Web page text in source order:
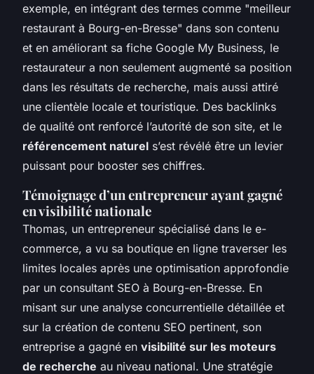
exemple, en intégrant des termes comme "meilleur
restaurant à Bourg-en-Bresse" dans son contenu
et en améliorant sa fiche Google My Business, le
restaurateur a non seulement augmenté sa position
dans les résultats de recherche, mais aussi attiré
une clientèle locale et touristique. Des backlinks
de qualité ont renforcé l’autorité de son site, et le
référencement naturel s’est révélé être un levier
puissant pour booster ses chiffres.
Témoignage d’un entrepreneur ayant gagné
en visibilité nationale
Thomas, un entrepreneur spécialisé dans le e-
commerce, a vu sa boutique en ligne traverser les
limites locales après une optimisation approfondie
par un consultant SEO à Bourg-en-Bresse. En
misant sur une analyse concurrentielle détaillée et
sur la création de contenu SEO pertinent, son
entreprise a gagné en visibilité sur les moteurs
de recherche au niveau national. Une stratégie